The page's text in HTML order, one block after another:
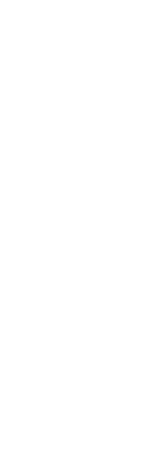
sind angebrochen, die Sonne scheint
die Zeit des Neuanfangs und des
einem gründlichen Frühjahrsputz
fit für das neue Jahr machen und
Business wichtig ist
für Ihr Unternehmen
Frühjahrsputz im Business
Frühjahrsputz im Business
und Dienstleistungen